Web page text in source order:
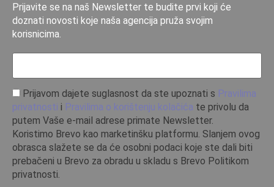
Prijavite se na naš Newsletter te budite prvi koji će
doznati novosti koje naša agencija pruža svojim
korisnicima.
Prijavom dajete suglasnost da ste upoznati s Pravilima
privatnosti i Pravilima o korištenju kolačića te privolu da
putem Vaše e-mail adrese primate Newsletter.
Koristimo Brevo kao marketinšku platformu. Slanjem ovog
obrasca slažete se da će osobni podaci koje ste dali biti
prebačeni u Brevo za obradu u skladu s Brevo Politikom
privatnosti.